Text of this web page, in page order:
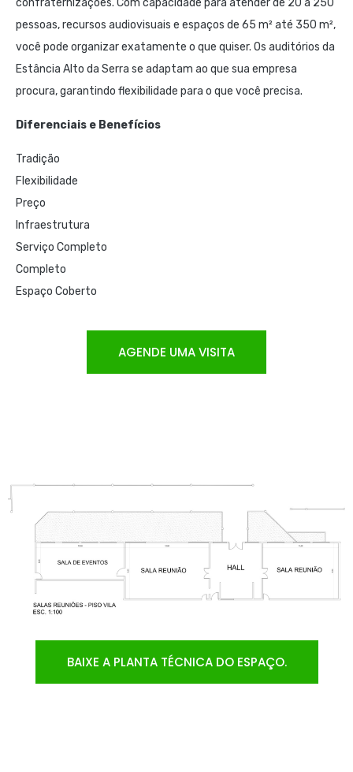
confraternizações. Com capacidade para atender de 20 a 250
pessoas, recursos audiovisuais e espaços de 65 m² até 350 m²,
você pode organizar exatamente o que quiser. Os auditórios da
Estância Alto da Serra se adaptam ao que sua empresa
procura, garantindo flexibilidade para o que você precisa.
Diferenciais e Benefícios
Tradição
Flexibilidade
Preço
Infraestrutura
Serviço Completo
Completo
Espaço Coberto
AGENDE UMA VISITA
BAIXE A PLANTA TÉCNICA DO ESPAÇO.